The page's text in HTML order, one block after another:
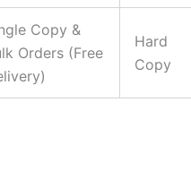
Copy &
Orders (Free
Hard
Copy